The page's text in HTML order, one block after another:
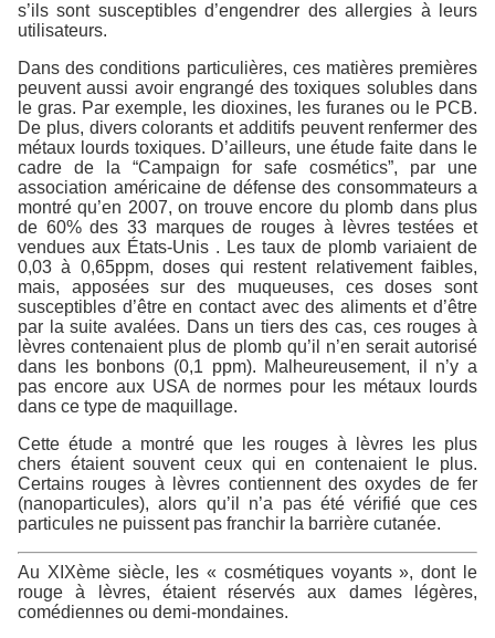
s’ils sont susceptibles d’engendrer des allergies à leurs
utilisateurs.
Dans des conditions particulières, ces matières premières
peuvent aussi avoir engrangé des toxiques solubles dans
le gras. Par exemple, les dioxines, les furanes ou le PCB.
De plus, divers colorants et additifs peuvent renfermer des
métaux lourds toxiques. D’ailleurs, une étude faite dans le
cadre de la “Campaign for safe cosmétics”, par une
association américaine de défense des consommateurs a
montré qu’en 2007, on trouve encore du plomb dans plus
de 60% des 33 marques de rouges à lèvres testées et
vendues aux États-Unis . Les taux de plomb variaient de
0,03 à 0,65ppm, doses qui restent relativement faibles,
mais, apposées sur des muqueuses, ces doses sont
susceptibles d’être en contact avec des aliments et d’être
par la suite avalées. Dans un tiers des cas, ces rouges à
lèvres contenaient plus de plomb qu’il n’en serait autorisé
dans les bonbons (0,1 ppm). Malheureusement, il n’y a
pas encore aux USA de normes pour les métaux lourds
dans ce type de maquillage.
Cette étude a montré que les rouges à lèvres les plus
chers étaient souvent ceux qui en contenaient le plus.
Certains rouges à lèvres contiennent des oxydes de fer
(nanoparticules), alors qu’il n’a pas été vérifié que ces
particules ne puissent pas franchir la barrière cutanée.
Au XIXème siècle, les « cosmétiques voyants », dont le
rouge à lèvres, étaient réservés aux dames légères,
comédiennes ou demi-mondaines.